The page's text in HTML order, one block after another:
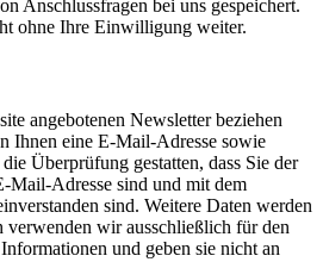
Anschlussfragen bei uns gespeichert.
ohne Ihre Einwilligung weiter.
angebotenen Newsletter beziehen
Ihnen eine E-Mail-Adresse sowie
Überprüfung gestatten, dass Sie der
Mail-Adresse sind und mit dem
sind. Weitere Daten werden
verwenden wir ausschließlich für den
und geben sie nicht an